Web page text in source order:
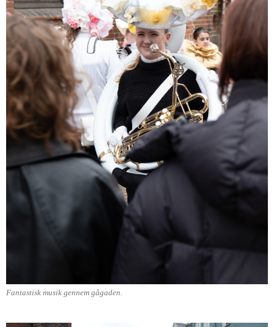
Fantastisk musik gennem gågaden.